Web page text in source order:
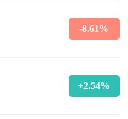
-8.61%
+2.54%